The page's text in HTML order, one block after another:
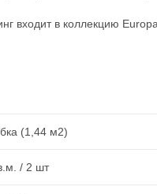
входит в коллекцию
(1,44 м2)
/ 2 шт